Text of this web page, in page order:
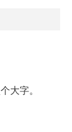
大字。